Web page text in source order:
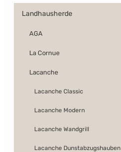
Landhausherde
AGA
La Cornue
Lacanche
Lacanche Classic
Lacanche Modern
Lacanche Wandgrill
Lacanche Dunstabzugshauben